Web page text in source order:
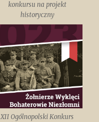
konkursu na projekt
historyczny
XII Ogólnopolski Konkurs